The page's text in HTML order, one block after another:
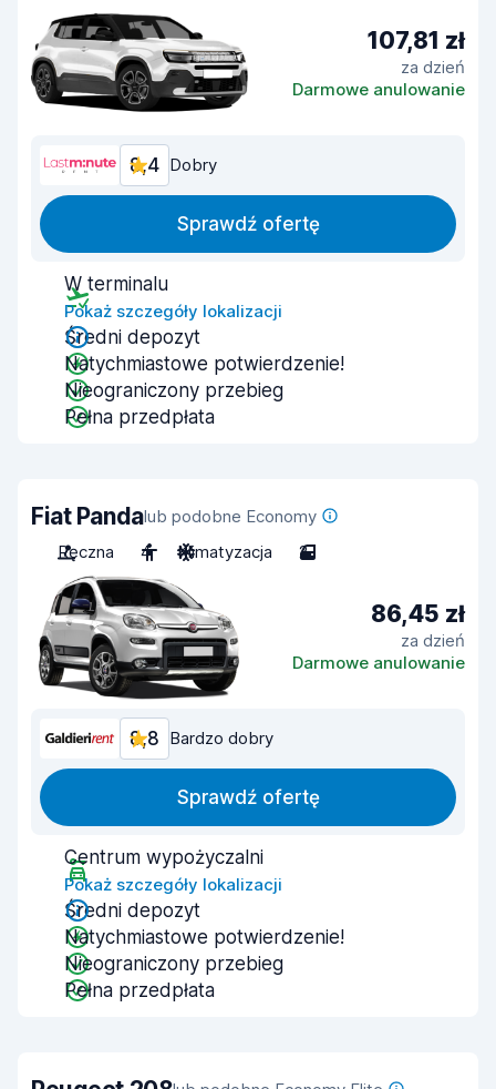
107,81 zł
za dzień
Darmowe anulowanie
8,4 Dobry
Sprawdź ofertę
W terminalu
Pokaż szczegóły lokalizacji
Średni depozyt
Natychmiastowe potwierdzenie!
Nieograniczony przebieg
Pełna przedpłata
Fiat Pandalub podobne Economy
Ręczna
4 Klimatyzacja 2
86,45 zł
za dzień
Darmowe anulowanie
8,8 Bardzo dobry
Sprawdź ofertę
Centrum wypożyczalni
Pokaż szczegóły lokalizacji
Średni depozyt
Natychmiastowe potwierdzenie!
Nieograniczony przebieg
Pełna przedpłata